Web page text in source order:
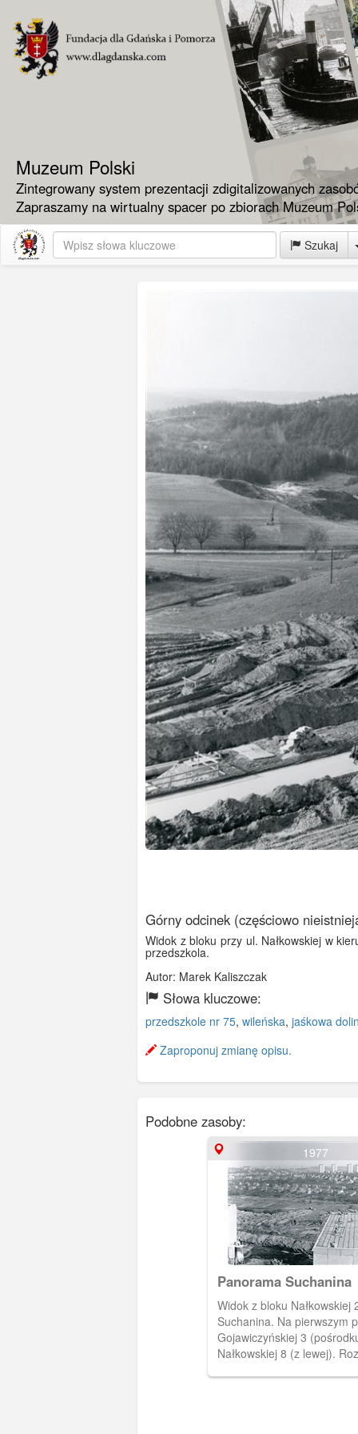
Muzeum Polski
Zintegrowany system prezentacji zdigitalizowanych
Zapraszamy na wirtualny spacer po zbiorach Muzeum
Szukaj
Górny odcinek (częściowo
Widok z bloku przy ul. Nałkowskiej w
przedszkola.
Autor: Marek Kaliszczak
Słowa kluczowe:
przedszkole nr 75, wileńska, jaśkowa
Zaproponuj zmianę opisu.
Podobne zasoby:
1977
Panorama Suchanina
Widok z bloku Nałkowskiej
Suchanina. Na pierwszym
Gojawiczyńskiej 3
Nałkowskiej 8 (z lewej).